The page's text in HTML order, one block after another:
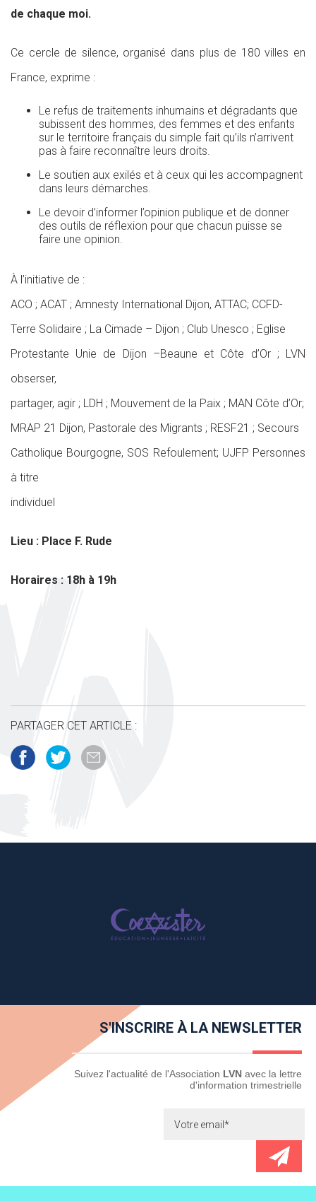
de chaque moi.
Ce cercle de silence, organisé dans plus de 180 villes en
France, exprime :
Le refus de traitements inhumains et dégradants que
subissent des hommes, des femmes et des enfants
sur le territoire français du simple fait qu’ils n’arrivent
pas à faire reconnaître leurs droits.
Le soutien aux exilés et à ceux qui les accompagnent
dans leurs démarches.
Le devoir d’informer l’opinion publique et de donner
des outils de réflexion pour que chacun puisse se
faire une opinion.
À l’initiative de :
ACO ; ACAT ; Amnesty International Dijon, ATTAC; CCFD-
Terre Solidaire ; La Cimade – Dijon ; Club Unesco ; Eglise
Protestante Unie de Dijon –Beaune et Côte d’Or ; LVN
obserser,
partager, agir ; LDH ; Mouvement de la Paix ; MAN Côte d’Or;
MRAP 21 Dijon, Pastorale des Migrants ; RESF21 ; Secours
Catholique Bourgogne, SOS Refoulement; UJFP Personnes
à titre
individuel
Lieu : Place F. Rude
Horaires : 18h à 19h
PARTAGER CET ARTICLE :
S'INSCRIRE À LA NEWSLETTER
Newsletter Suivez l'actualité de l'Association LVN avec la lettre
d'information trimestrielle